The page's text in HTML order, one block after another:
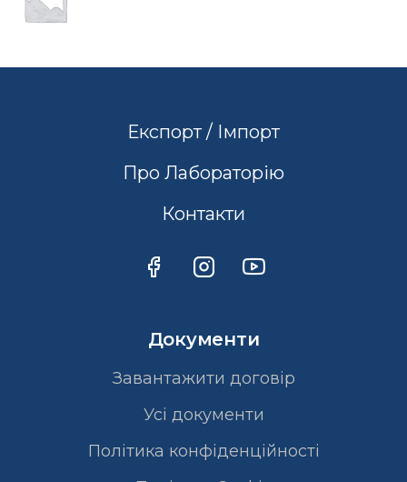
Експорт / Імпорт
Про Лабораторію
Контакти
Документи
Завантажити договір
Усі документи
Політика конфіденційності